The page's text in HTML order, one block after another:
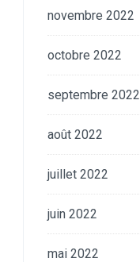
novembre 2022
octobre 2022
septembre 2022
août 2022
juillet 2022
juin 2022
mai 2022